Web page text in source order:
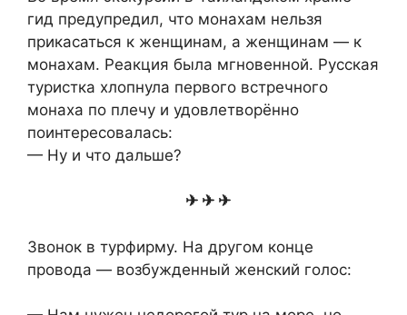
гид предупредил, что монахам нельзя
прикасаться к женщинам, а женщинам — к
монахам. Реакция была мгновенной. Русская
туристка хлопнула первого встречного
монаха по плечу и удовлетворённо
поинтересовалась:
— Ну и что дальше?
✈ ✈ ✈
Звонок в турфирму. На другом конце
провода — возбужденный женский голос: